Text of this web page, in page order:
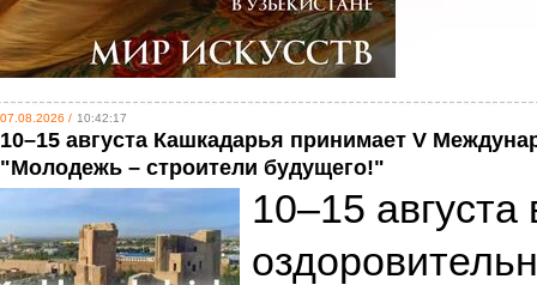
07.08.2026 / 10:42:17
10–15 августа Кашкадарья принимает V
"Молодежь – строители будущего!"
10–15 августа